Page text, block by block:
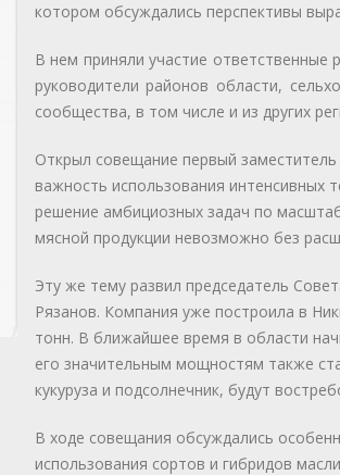
котором обсуждались перспективы
В нем приняли участие ответственные
руководители районов области,
сообщества, в том числе и из других
Открыл совещание первый
важность использования интенсивных
решение амбициозных задач по
мясной продукции невозможно без
Эту же тему развил председатель
Рязанов. Компания уже построила в
тонн. В ближайшее время в области
его значительным мощностям также
кукуруза и подсолнечник, будут
В ходе совещания обсуждались
использования сортов и гибридов